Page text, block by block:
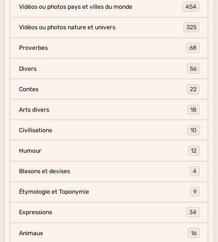
Vidéos ou photos pays et villes du monde 454
Vidéos ou photos nature et univers 325
Proverbes 68
Divers 56
Contes 22
Arts divers 18
Civilisations 10
Humour 12
Blasons et devises 4
Étymologie et Toponymie 9
Expressions 34
Animaux 16